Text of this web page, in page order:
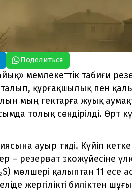
Поделиться
мемлекеттік табиғи
құрғақшылық пен
мың гектарға жуық
толық сөндірілді. Өрт
ауыр тиді. Күйіп
– резерват экожүйесіне
мөлшері қалыптан 11 есе
жергілікті биліктен